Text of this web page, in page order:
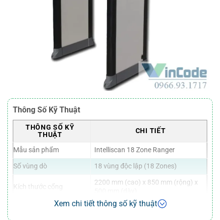
Thông Số Kỹ Thuật
THÔNG SỐ KỸ
THUẬT
CHI TIẾT
Mẫu sản phẩm
Intelliscan 18 Zone Ranger
Số vùng dò
18 vùng độc lập (18 Zones)
Kích thước cổng
2200 mm (cao) x 850 mm (rộng) x
Khoảng 60 kg
Xem chi tiết thông số kỹ thuật